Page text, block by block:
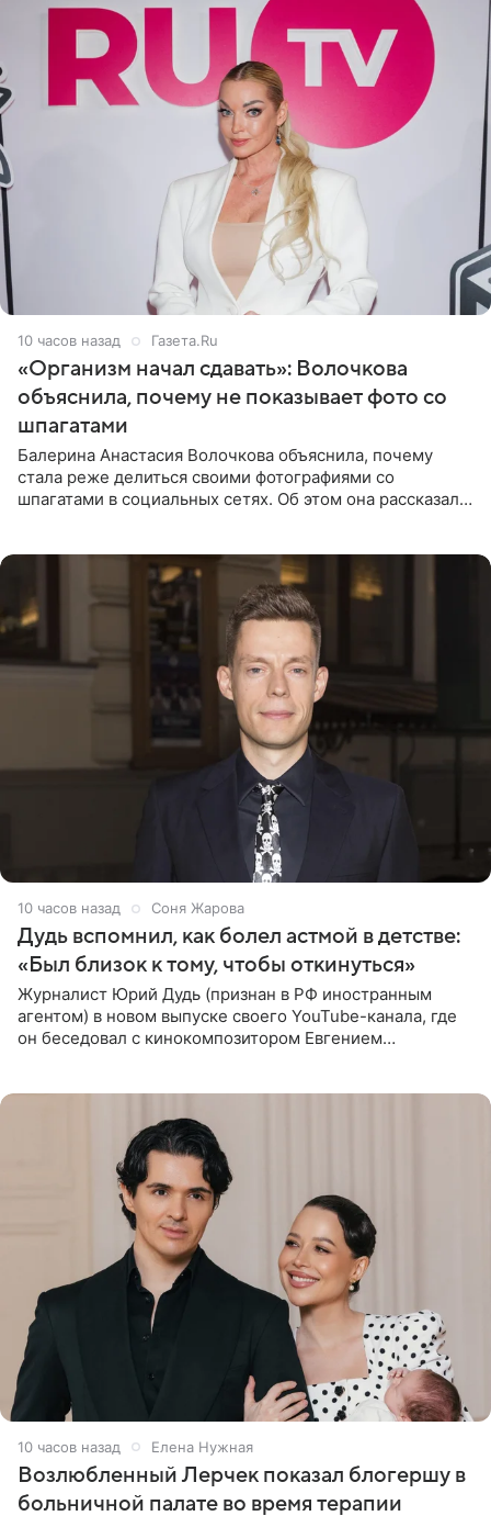
10 часов назад Газета.Ru
«Организм начал сдавать»: Волочкова
объяснила, почему не показывает фото со
шпагатами
Балерина Анастасия Волочкова объяснила, почему
стала реже делиться своими фотографиями со
шпагатами в социальных сетях. Об этом она рассказала
10 часов назад Соня Жарова
Дудь вспомнил, как болел астмой в детстве:
«Был близок к тому, чтобы откинуться»
Журналист Юрий Дудь (признан в РФ иностранным
агентом) в новом выпуске своего YouTube-канала, где
он беседовал с кинокомпозитором Евгением
10 часов назад Елена Нужная
Возлюбленный Лерчек показал блогершу в
больничной палате во время терапии